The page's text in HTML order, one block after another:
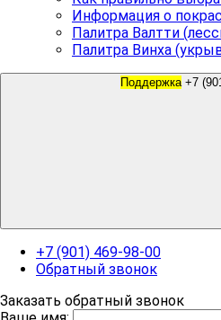
Информация о
Палитра Валтти
Палитра Винха
Поддержка
+7 (901) 469-98-00
Обратный звонок
Заказать обратный звонок